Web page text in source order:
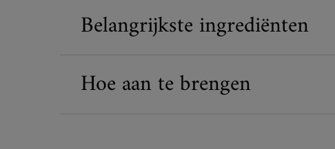
Belangrijkste ingrediënten
Hoe aan te brengen